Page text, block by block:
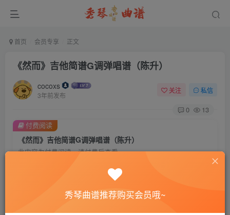
首页 会员专享 正文
《然而》吉他简谱G调弹唱谱（陈升）
cocoxs
3年前发布
关注 私信
0 13
《然而》吉他简谱G调弹唱谱（陈升）
此内容为付费阅读，请付费后查看
会员专属资源
黄金会员免费 钻石会员
付费阅读
秀琴曲谱推荐购买会员哦~